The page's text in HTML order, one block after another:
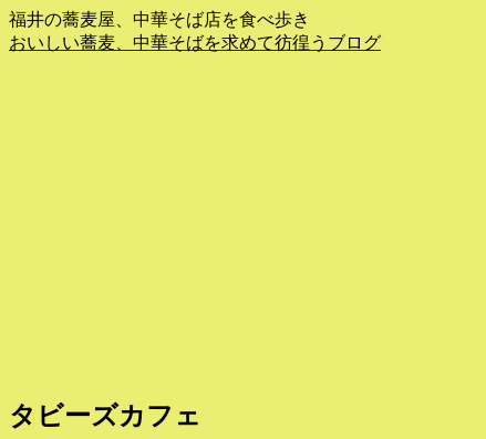
福井の蕎麦屋、中華そば店を食べ歩き
おいしい蕎麦、中華そばを求めて彷徨うブログ
タビーズカフェ